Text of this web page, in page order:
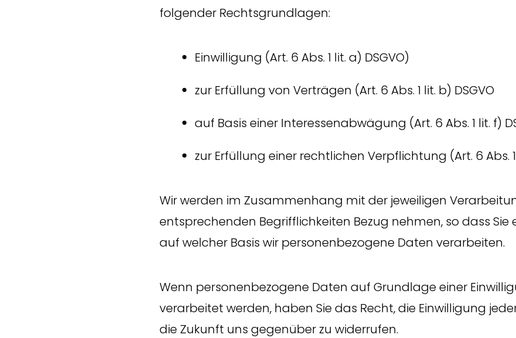
folgender Rechtsgrundlagen:
Einwilligung (Art. 6 Abs. 1 lit. a) DSGVO)
zur Erfüllung von Verträgen (Art. 6 Abs. 1 lit. b) DSGVO
auf Basis einer Interessenabwägung (Art. 6 Abs. 1 lit. f)
zur Erfüllung einer rechtlichen Verpflichtung (Art. 6 Abs. 1
Wir werden im Zusammenhang mit der jeweiligen
entsprechenden Begrifflichkeiten Bezug nehmen, so dass Sie
auf welcher Basis wir personenbezogene Daten verarbeiten.
Wenn personenbezogene Daten auf Grundlage einer
verarbeitet werden, haben Sie das Recht, die Einwilligung
die Zukunft uns gegenüber zu widerrufen.